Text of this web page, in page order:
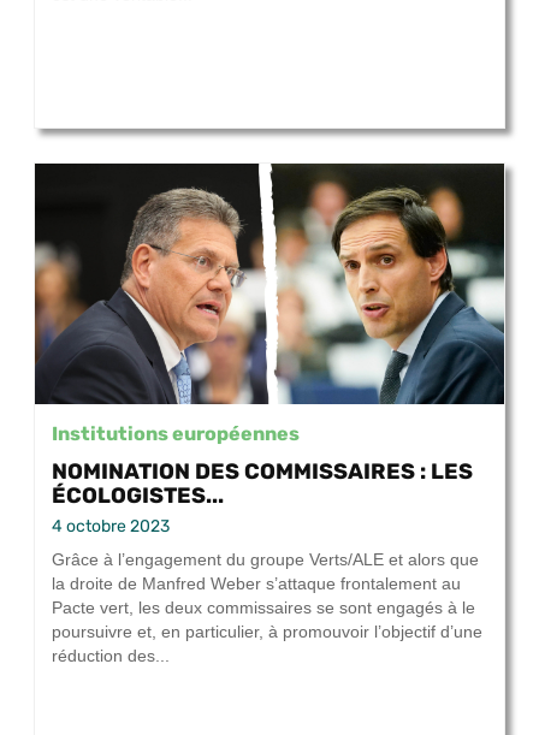
Institutions européennes
NOMINATION DES COMMISSAIRES : LES
ÉCOLOGISTES...
4 octobre 2023
Grâce à l’engagement du groupe Verts/ALE et alors que
la droite de Manfred Weber s’attaque frontalement au
Pacte vert, les deux commissaires se sont engagés à le
poursuivre et, en particulier, à promouvoir l’objectif d’une
réduction des...